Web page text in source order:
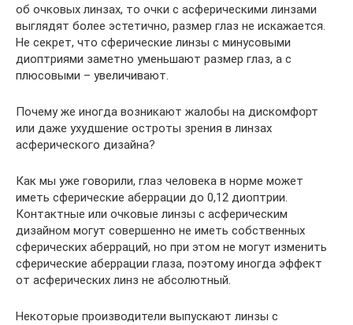
об очковых линзах, то очки с асферическими линзами
выглядят более эстетично, размер глаз не искажается.
Не секрет, что сферические линзы с минусовыми
диоптриями заметно уменьшают размер глаз, а с
плюсовыми – увеличивают.
Почему же иногда возникают жалобы на дискомфорт
или даже ухудшение остроты зрения в линзах
асферического дизайна?
Как мы уже говорили, глаз человека в норме может
иметь сферические аберрации до 0,12 диоптрии.
Контактные или очковые линзы с асферическим
дизайном могут совершенно не иметь собственных
сферических аберраций, но при этом не могут изменить
сферические аберрации глаза, поэтому иногда эффект
от асферических линз не абсолютный.
Некоторые производители выпускают линзы с